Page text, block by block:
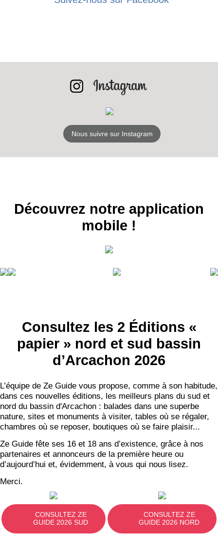
BONS PLANS
INSCRIPTION
NEWSLETTER
Nous suivre sur Instagram
Découvrez notre application
mobile !
Consultez les 2 Éditions «
papier » nord et sud bassin
d’Arcachon 2026
L’équipe de Ze Guide vous propose, comme à son habitude,
dans ces nouvelles éditions, les meilleurs plans du sud et
nord du bassin d'Arcachon : balades dans une superbe
nature, sites et monuments à visiter, tables où se régaler,
chambres où se reposer, boutiques où se faire plaisir...
Ze Guide fête ses 16 et 18 ans d’existence, grâce à nos
partenaires et annonceurs de la première heure ou
d’aujourd’hui et, évidemment, à vous qui nous lisez.
Merci.
CONSULTEZ ZE
GUIDE 2026 SUD
CONSULTEZ ZE
GUIDE 2026 NORD